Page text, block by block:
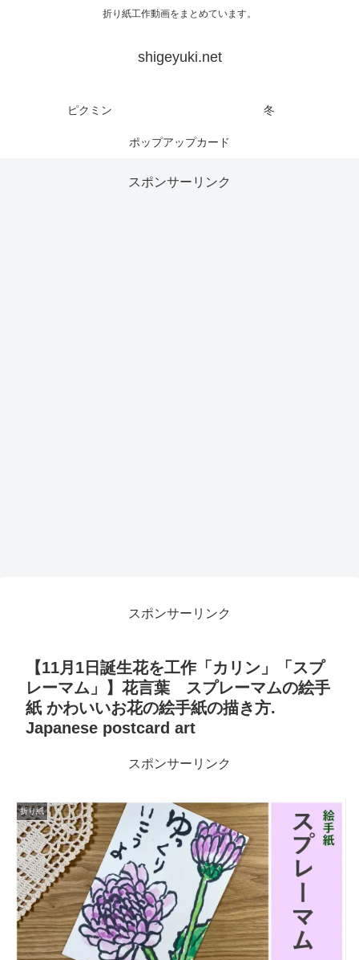
折り紙工作動画をまとめています。
shigeyuki.net
ピクミン 冬
ポップアップカード
スポンサーリンク
スポンサーリンク
【11月1日誕生花を工作「カリン」「スプ
レーマム」】花言葉 スプレーマムの絵手
紙 かわいいお花の絵手紙の描き方.
Japanese postcard art
スポンサーリンク
折り紙